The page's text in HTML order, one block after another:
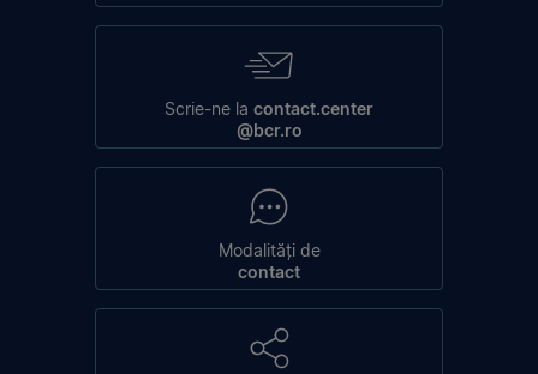
Scrie-ne la contact.center
@bcr.ro
Modalități de
contact